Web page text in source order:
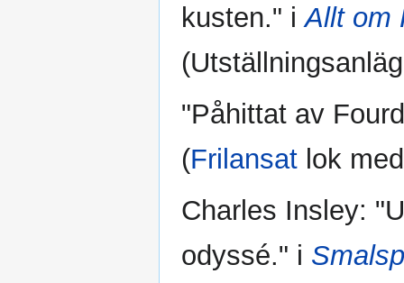
kusten." iAllt om
"Påhittat av
(Frilansat lok
Charles Insley:
odyssé." i